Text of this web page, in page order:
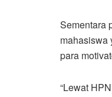
Sementara
mahasiswa
para
“Lewat